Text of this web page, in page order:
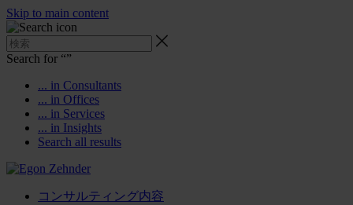
Skip to main content
Search for “”
... in Consultants
... in Offices
... in Services
... in Insights
Search all results
コンサルティング内容